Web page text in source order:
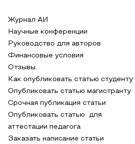
Журнал АИ
Научные конференции
Руководство для авторов
Финансовые условия
Отзывы
Как опубликовать статью студенту
Опубликовать статью магистранту
Срочная публикация статьи
Опубликовать статью для
аттестации педагога
Заказать написание статьи